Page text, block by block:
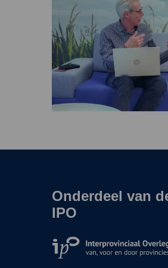
Financiële
Administratie
Onderdeel van
IPO